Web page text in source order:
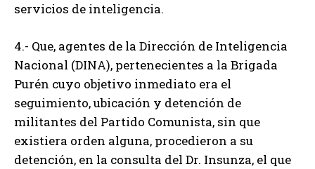
servicios de inteligencia.
4.- Que, agentes de la Dirección de Inteligencia
Nacional (DINA), pertenecientes a la Brigada
Purén cuyo objetivo inmediato era el
seguimiento, ubicación y detención de
militantes del Partido Comunista, sin que
existiera orden alguna, procedieron a su
detención, en la consulta del Dr. Insunza, el que